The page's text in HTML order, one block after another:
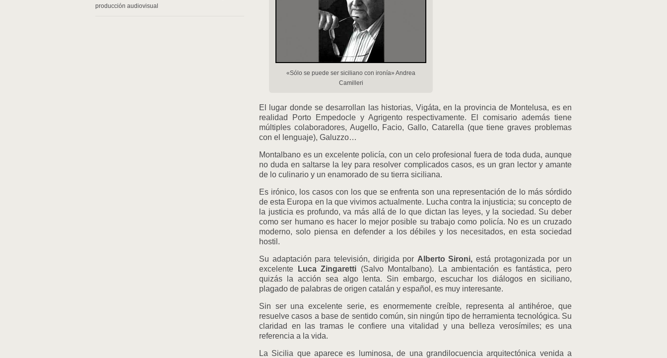
producción audiovisual
«Sólo se puede ser siciliano con ironía» Andrea
Camilleri
El lugar donde se desarrollan las historias, Vigáta, en la provincia de Montelusa, es en
realidad Porto Empedocle y Agrigento respectivamente. El comisario además tiene
múltiples colaboradores, Augello, Facio, Gallo, Catarella (que tiene graves problemas
con el lenguaje), Galuzzo…
Montalbano es un excelente policía, con un celo profesional fuera de toda duda, aunque
no duda en saltarse la ley para resolver complicados casos, es un gran lector y amante
de lo culinario y un enamorado de su tierra siciliana.
Es irónico, los casos con los que se enfrenta son una representación de lo más sórdido
de esta Europa en la que vivimos actualmente. Lucha contra la injusticia; su concepto de
la justicia es profundo, va más allá de lo que dictan las leyes, y la sociedad. Su deber
como ser humano es hacer lo mejor posible su trabajo como policía. No es un cruzado
moderno, solo piensa en defender a los débiles y los necesitados, en esta sociedad
hostil.
Su adaptación para televisión, dirigida por Alberto Sironi,está protagonizada por un
excelente
Luca Zingaretti (Salvo Montalbano). La ambientación es fantástica, pero
quizás la acción sea algo lenta. Sin embargo, escuchar los diálogos en siciliano,
plagado de palabras de origen catalán y español, es muy interesante.
Sin ser una excelente serie, es enormemente creíble, representa al antihéroe, que
resuelve casos a base de sentido común, sin ningún tipo de herramienta tecnológica. Su
claridad en las tramas le confiere una vitalidad y una belleza verosímiles; es una
referencia a la vida.
La Sicilia que aparece es luminosa, de una grandilocuencia arquitectónica venida a